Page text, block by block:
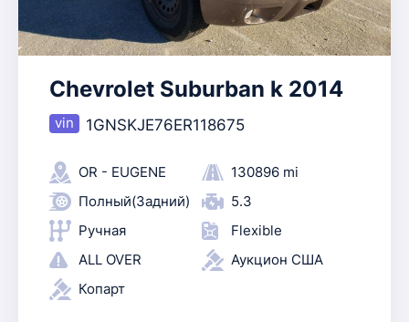
Chevrolet Suburban k 2014
1GNSKJE76ER118675
OR - EUGENE
130896 mi
Полный(Задний)
5.3
Ручная
Flexible
ALL OVER
Аукцион США
Копарт